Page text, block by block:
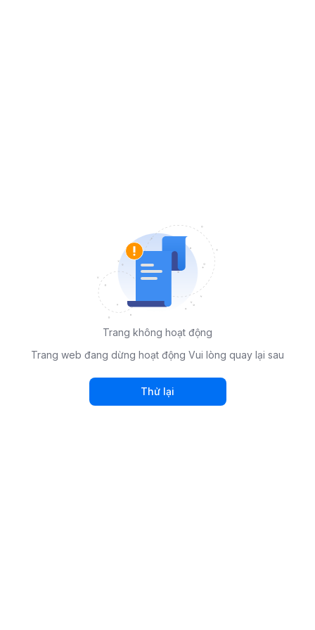
Trang không hoạt động
Trang web đang dừng hoạt động Vui lòng quay lại sau
Thử lại